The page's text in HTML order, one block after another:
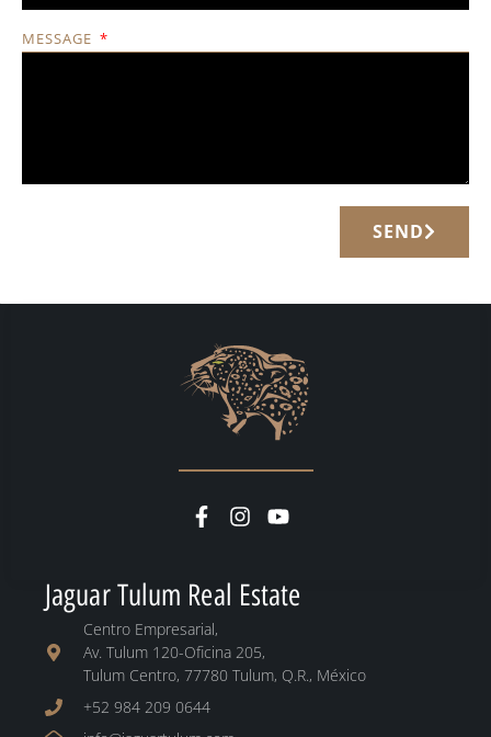
MESSAGE
SEND
Jaguar Tulum Real Estate
Centro Empresarial,
Av. Tulum 120-Oficina 205,
Tulum Centro, 77780 Tulum, Q.R., México
+52 984 209 0644